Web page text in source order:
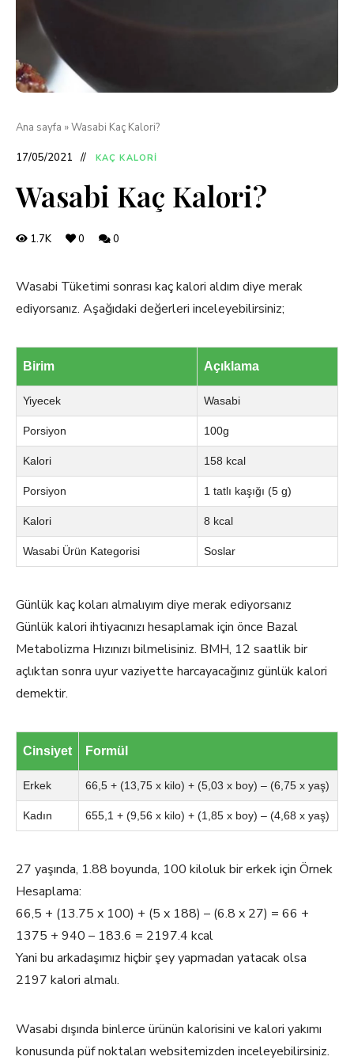
Ana sayfa »Wasabi Kaç Kalori?
17/05/2021 KAÇ KALORI
Wasabi Kaç Kalori?
1.7K 0 0
Wasabi Tüketimi sonrası kaç kalori aldım diye merak
ediyorsanız. Aşağıdaki değerleri inceleyebilirsiniz;
Birim Açıklama
Yiyecek Wasabi
Porsiyon 100g
Kalori 158 kcal
Porsiyon 1 tatlı kaşığı (5 g)
Kalori 8 kcal
Wasabi Ürün Kategorisi Soslar
Günlük kaç koları almalıyım diye merak ediyorsanız
Günlük kalori ihtiyacınızı hesaplamak için önce Bazal
Metabolizma Hızınızı bilmelisiniz. BMH, 12 saatlik bir
açlıktan sonra uyur vaziyette harcayacağınız günlük kalori
demektir.
Cinsiyet Formül
Erkek 66,5 + (13,75 x kilo) + (5,03 x boy) – (6,75 x yaş)
Kadın 655,1 + (9,56 x kilo) + (1,85 x boy) – (4,68 x yaş)
27 yaşında, 1.88 boyunda, 100 kiloluk bir erkek için Örnek
Hesaplama:
66,5 + (13.75 x 100) + (5 x 188) – (6.8 x 27) = 66 +
1375 + 940 – 183.6 = 2197.4 kcal
Yani bu arkadaşımız hiçbir şey yapmadan yatacak olsa
2197 kalori almalı.
Wasabi dışında binlerce ürünün kalorisini ve kalori yakımı
konusunda püf noktaları websitemizden inceleyebilirsiniz.